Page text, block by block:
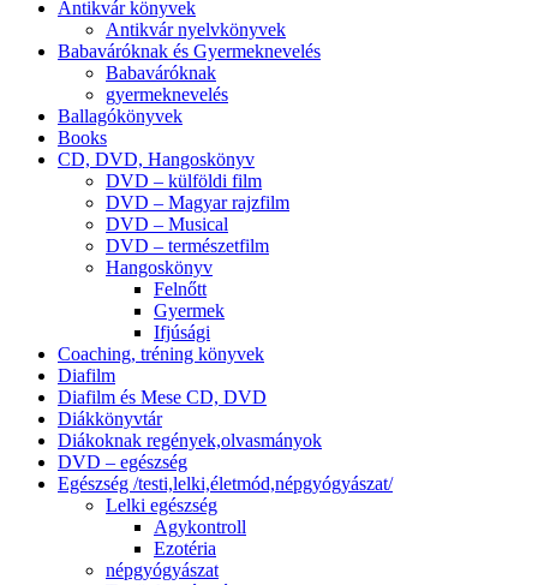
Antikvár könyvek
Antikvár nyelvkönyvek
Babaváróknak és Gyermeknevelés
Babaváróknak
gyermeknevelés
Ballagókönyvek
Books
CD, DVD, Hangoskönyv
DVD – külföldi film
DVD – Magyar rajzfilm
DVD – Musical
DVD – természetfilm
Hangoskönyv
Felnőtt
Gyermek
Ifjúsági
Coaching, tréning könyvek
Diafilm
Diafilm és Mese CD, DVD
Diákkönyvtár
Diákoknak regények,olvasmányok
DVD – egészség
Egészség /testi,lelki,életmód,népgyógyászat/
Lelki egészség
Agykontroll
Ezotéria
népgyógyászat